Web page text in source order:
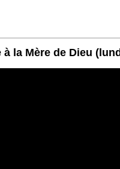
la Mère de Dieu